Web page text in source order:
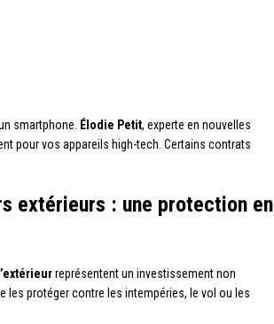
smartphone. Élodie Petit, experte en nouvelles
pour vos appareils high-tech. Certains contrats
extérieurs : une protection en
représentent un investissement non
les protéger contre les intempéries, le vol ou les